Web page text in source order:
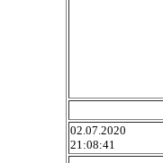
02.07.2020
21:08:41